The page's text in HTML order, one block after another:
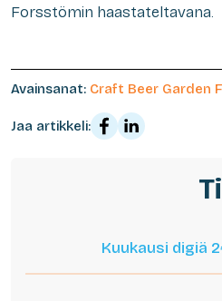
Forsstömin haastateltavana.
Avainsanat: Craft Beer Garden
Jaa artikkeli:
Kuukausi digiä